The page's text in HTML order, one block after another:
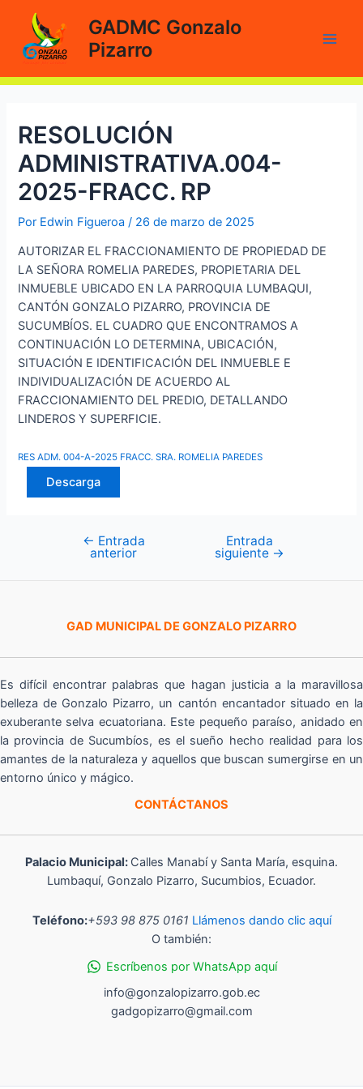
contenido
GADMC Gonzalo
Pizarro
RESOLUCIÓN
ADMINISTRATIVA.004-
2025-FRACC. RP
Por Edwin Figueroa/ 26 de marzo de 2025
AUTORIZAR EL FRACCIONAMIENTO DE PROPIEDAD DE
LA SEÑORA ROMELIA PAREDES, PROPIETARIA DEL
INMUEBLE UBICADO EN LA PARROQUIA LUMBAQUI,
CANTÓN GONZALO PIZARRO, PROVINCIA DE
SUCUMBÍOS. EL CUADRO QUE ENCONTRAMOS A
CONTINUACIÓN LO DETERMINA, UBICACIÓN,
SITUACIÓN E IDENTIFICACIÓN DEL INMUEBLE E
INDIVIDUALIZACIÓN DE ACUERDO AL
FRACCIONAMIENTO DEL PREDIO, DETALLANDO
LINDEROS Y SUPERFICIE.
RES ADM. 004-A-2025 FRACC. SRA. ROMELIA PAREDES
Descarga
Navegación
← Entrada
anterior
Entrada
siguiente →
GAD MUNICIPAL DE GONZALO PIZARRO
Es difícil encontrar palabras que hagan justicia a la maravillosa
belleza de Gonzalo Pizarro, un cantón encantador situado en la
exuberante selva ecuatoriana. Este pequeño paraíso, anidado en
la provincia de Sucumbíos, es el sueño hecho realidad para los
amantes de la naturaleza y aquellos que buscan sumergirse en un
entorno único y mágico.
CONTÁCTANOS
Palacio Municipal: Calles Manabí y Santa María, esquina.
Lumbaquí, Gonzalo Pizarro, Sucumbios, Ecuador.
Teléfono:+593 98 875 0161 Llámenos dando clic aquí
O también:
Escríbenos por WhatsApp aquí
info@gonzalopizarro.gob.ec
gadgopizarro@gmail.com